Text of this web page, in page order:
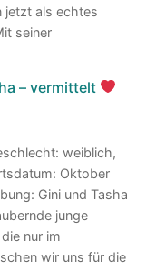
jetzt als echtes
seiner
– vermittelt
weiblich,
Oktober
Gini und Tasha
junge
nur im
wir uns für die